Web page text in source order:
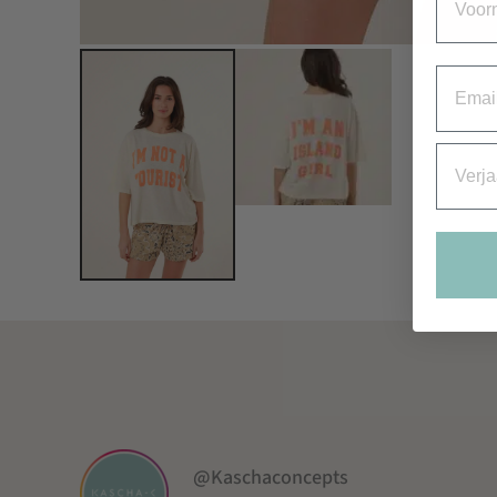
@Kaschaconcepts